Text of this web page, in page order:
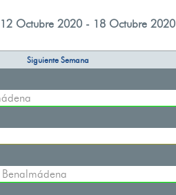
12 Octubre 2020 - 18 Octubre 2020
Siguiente Semana